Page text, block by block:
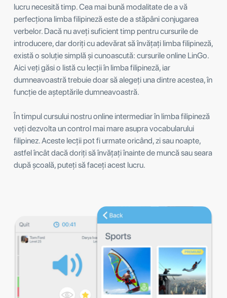
lucru necesită timp. Cea mai bună modalitate de a vă
perfecționa limba filipineză este de a stăpâni conjugarea
verbelor. Dacă nu aveți suficient timp pentru cursurile de
introducere, dar doriți cu adevărat să învățați limba filipineză,
există o soluție simplă și cunoascută: cursurile online LinGo.
Aici veți găsi o listă cu lecții în limba filipineză, iar
dumneavoastră trebuie doar să alegeți una dintre acestea, în
funcție de așteptările dumneavoastră.
În timpul cursului nostru online intermediar în limba filipineză
veți dezvolta un control mai mare asupra vocabularului
filipinez. Aceste lecții pot fi urmate oricând, zi sau noapte,
astfel încât dacă doriți să învățați înainte de muncă sau seara
după școală, puteți să faceți acest lucru.